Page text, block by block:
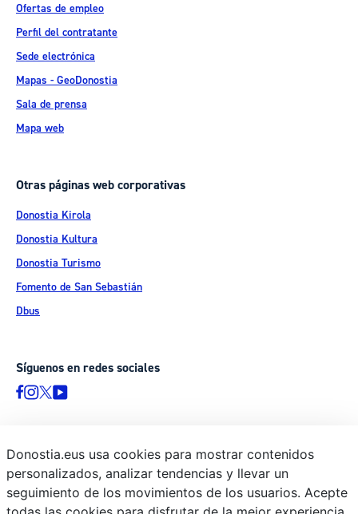
Ofertas de empleo
Perfil del contratante
Sede electrónica
Mapas - GeoDonostia
Sala de prensa
Mapa web
Otras páginas web corporativas
Donostia Kirola
Donostia Kultura
Donostia Turismo
Fomento de San Sebastián
Dbus
Síguenos en redes sociales
© Donostiako Udala - Ayuntamiento de Donostia / San Sebastián
Ijentea 1, 20003 Donostia / San Sebastián
Aviso legal
Donostia.eus usa cookies para mostrar contenidos
personalizados, analizar tendencias y llevar un
seguimiento de los movimientos de los usuarios. Acepte